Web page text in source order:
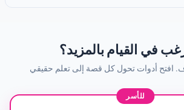
في القيام بالمزيد؟
للأسر